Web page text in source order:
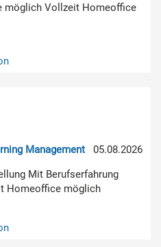
möglich Vollzeit Homeoffice
05.08.2026
Management
Mit Berufserfahrung
Homeoffice möglich